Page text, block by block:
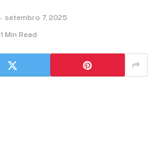
setembro 7, 2025
1 Min Read